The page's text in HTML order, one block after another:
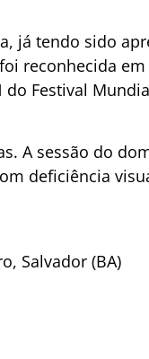
já tendo sido
reconhecida
Festival
A sessão do
deficiência
Salvador (BA)